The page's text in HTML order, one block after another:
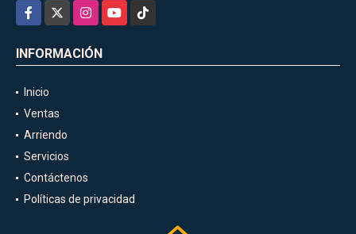
Facebook
InstagramYouTubeTikTok
INFORMACIÓN
Inicio
Ventas
Arriendo
Servicios
Contáctenos
Políticas de privacidad